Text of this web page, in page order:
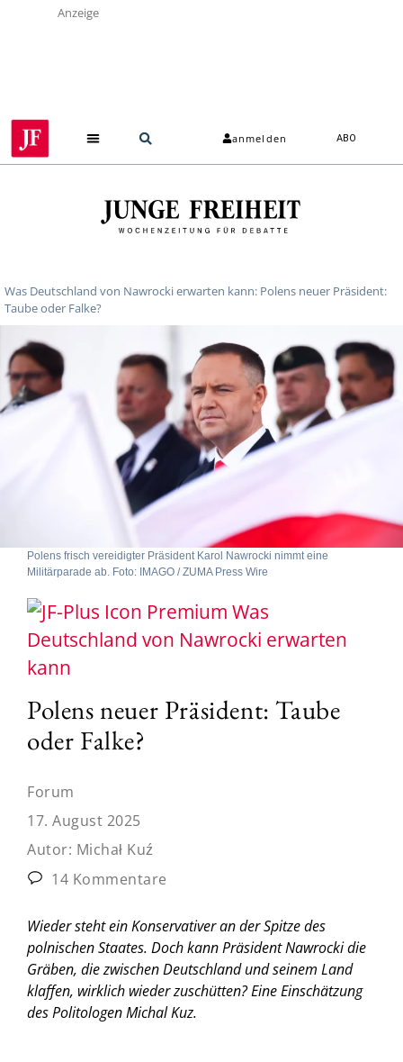
Anzeige
anmelden ABO
Was Deutschland von Nawrocki erwarten kann: Polens neuer Präsident:
Taube oder Falke?
Polens frisch vereidigter Präsident Karol Nawrocki nimmt eine
Militärparade ab. Foto: IMAGO / ZUMA Press Wire
Was
Deutschland von Nawrocki erwarten
kann
Polens neuer Präsident: Taube
oder Falke?
Forum
17. August 2025
Autor: Michał Kuź
14 Kommentare
Wieder steht ein Konservativer an der Spitze des
polnischen Staates. Doch kann Präsident Nawrocki die
Gräben, die zwischen Deutschland und seinem Land
klaffen, wirklich wieder zuschütten?Eine Einschätzung
des Politologen Michal Kuz.